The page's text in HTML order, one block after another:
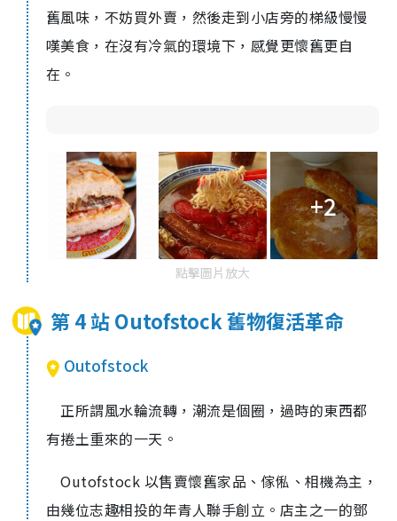
舊風味，不妨買外賣，然後走到小店旁的梯級慢慢
嘆美食，在沒有冷氣的環境下，感覺更懷舊更自
在。
+2
點擊圖片放大
第 4 站 Outofstock 舊物復活革命
Outofstock
正所謂風水輪流轉，潮流是個圈，過時的東西都
有捲土重來的一天。
Outofstock 以售賣懷舊家品、傢俬、相機為主，
由幾位志趣相投的年青人聯手創立。店主之一的鄧